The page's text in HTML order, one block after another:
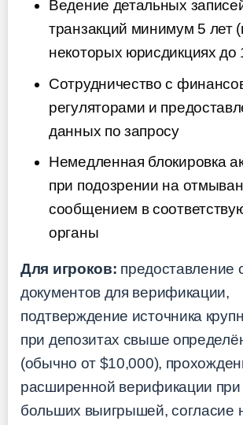
Ведение детальных
транзакций минимум 5 лет
некоторых юрисдикциях до
Сотрудничество с
регуляторами и
данных по запросу
Немедленная блокировка
при подозрении на
сообщением в
органы
Для игроков: предоставление
документов для верификации,
подтверждение источника
при депозитах свыше
(обычно от $10,000),
расширенной верификации
больших выигрышей, согласие